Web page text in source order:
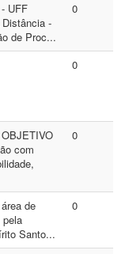
UFF
-
de Proc...
0
0
com
0
de
pela
Santo...
0